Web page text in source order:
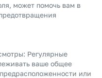
может помочь вам в
Регулярные
ваше общее
или